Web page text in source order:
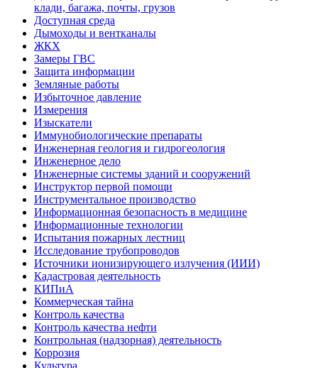
клади, багажа, почты, грузов
Доступная среда
Дымоходы и вентканалы
ЖКХ
Замеры ГВС
Защита информации
Земляные работы
Избыточное давление
Измерения
Изыскатели
Иммунобиологические препараты
Инженерная геология и гидрогеология
Инженерное дело
Инженерные системы зданий и сооружений
Инструктор первой помощи
Инструментальное производство
Информационная безопасность в медицине
Информационные технологии
Испытания пожарных лестниц
Исследование трубопроводов
Источники ионизирующего излучения (ИИИ)
Кадастровая деятельность
КИПиА
Коммерческая тайна
Контроль качества
Контроль качества нефти
Контрольная (надзорная) деятельность
Коррозия
Культура